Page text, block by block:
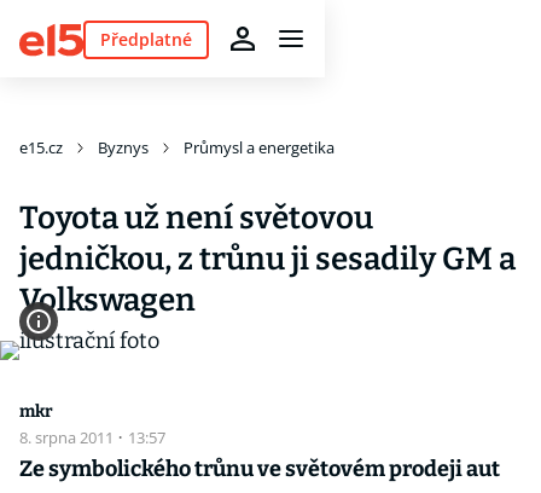
Předplatné
e15.cz Byznys Průmysl a energetika
Toyota už není světovou
jedničkou, z trůnu ji sesadily GM a
Volkswagen
mkr
8. srpna 2011 · 13:57
Ze symbolického trůnu ve světovém prodeji aut